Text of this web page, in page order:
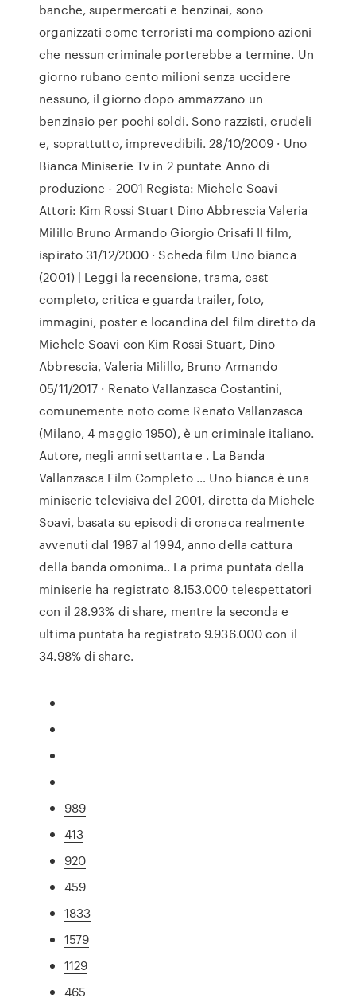
banche, supermercati e benzinai, sono
organizzati come terroristi ma compiono azioni
che nessun criminale porterebbe a termine. Un
giorno rubano cento milioni senza uccidere
nessuno, il giorno dopo ammazzano un
benzinaio per pochi soldi. Sono razzisti, crudeli
e, soprattutto, imprevedibili. 28/10/2009 · Uno
Bianca Miniserie Tv in 2 puntate Anno di
produzione - 2001 Regista: Michele Soavi
Attori: Kim Rossi Stuart Dino Abbrescia Valeria
Milillo Bruno Armando Giorgio Crisafi Il film,
ispirato 31/12/2000 · Scheda film Uno bianca
(2001) | Leggi la recensione, trama, cast
completo, critica e guarda trailer, foto,
immagini, poster e locandina del film diretto da
Michele Soavi con Kim Rossi Stuart, Dino
Abbrescia, Valeria Milillo, Bruno Armando
05/11/2017 · Renato Vallanzasca Costantini,
comunemente noto come Renato Vallanzasca
(Milano, 4 maggio 1950), è un criminale italiano.
Autore, negli anni settanta e . La Banda
Vallanzasca Film Completo … Uno bianca è una
miniserie televisiva del 2001, diretta da Michele
Soavi, basata su episodi di cronaca realmente
avvenuti dal 1987 al 1994, anno della cattura
della banda omonima.. La prima puntata della
miniserie ha registrato 8.153.000 telespettatori
con il 28.93% di share, mentre la seconda e
ultima puntata ha registrato 9.936.000 con il
34.98% di share.
989
413
920
459
1833
1579
1129
465